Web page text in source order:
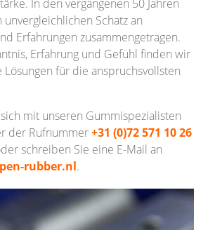
In den vergangenen 50 Jahren
Schatz an
Erfahrungen zusammengetragen.
Erfahrung und Gefühl finden wir
für die anspruchsvollsten
mit unseren Gummispezialisten
der Rufnummer+31 (0)72 571 10 26
schreiben Sie eine E-Mail an
rubber.nl.